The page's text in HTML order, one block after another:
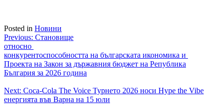
Posted in Новини
Навигация
Previous: Становище
относно
конкурентоспособността на българската икономика и
Проекта на Закон за държавния бюджет на Република
България за 2026 година
Next: Coca-Cola The Voice Турнето 2026 носи Hype the Vibe
енергията във Варна на 15 юли